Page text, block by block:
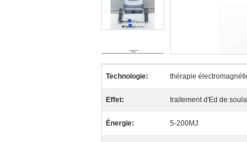
Technologie: thérapie
Effet: traitement d'Ed de
Énergie: 5-200MJ